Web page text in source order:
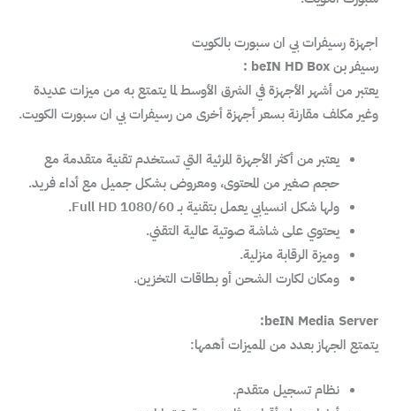
اجهزة رسيفرات بي ان سبورت بالكويت
رسيفر بن beIN HD Box :
يعتبر من أشهر الأجهزة في الشرق الأوسط لما يتمتع به من ميزات عديدة
وغير مكلف مقارنة بسعر أجهزة أخرى من رسيفرات بي ان سبورت الكويت.
يعتبر من أكثر الأجهزة المرئية التي تستخدم تقنية متقدمة مع
حجم صغير من المحتوى، ومعروض بشكل جميل مع أداء فريد.
ولها شكل انسيابي يعمل بتقنية بـ Full HD 1080/60.
يحتوي على شاشة صوتية عالية التقني.
وميزة الرقابة منزلية.
ومكان لكارت الشحن أو بطاقات التخزين.
beIN Media Server:
يتمتع الجهاز بعدد من المميزات أهمها:
نظام تسجيل متقدم.